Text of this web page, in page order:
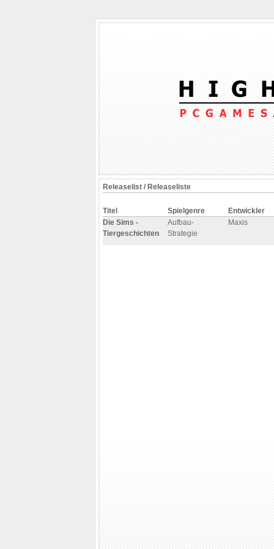
Releaselist / Releaseliste
Titel Spielgenre
Entwickler
Die Sims -
Tiergeschichten
Aufbau-
Strategie
Maxis